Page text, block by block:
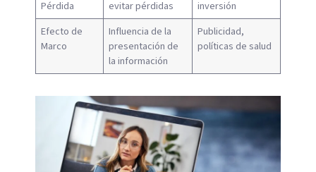
Pérdida
evitar pérdidas
inversión
Efecto de
Marco
Influencia de la
presentación de
la información
Publicidad,
políticas de salud